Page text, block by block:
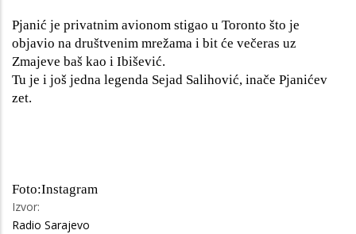
Pjanić je privatnim avionom stigao u Toronto što je
objavio na društvenim mrežama i bit će večeras uz
Zmajeve baš kao i Ibišević.
Tu je i još jedna legenda Sejad Salihović, inače Pjanićev
zet.
Foto:Instagram
Izvor:
Radio Sarajevo